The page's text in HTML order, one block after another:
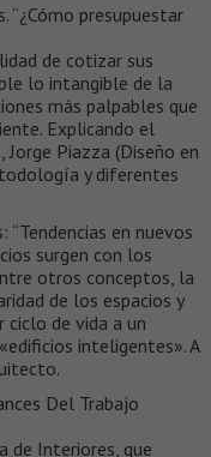
“¿Cómo presupuestar
de cotizar sus
lo intangible de la
más palpables que
Explicando el
Piazza (Diseño en
y diferentes
en nuevos
surgen con los
otros conceptos, la
de los espacios y
ciclo de vida a un
inteligentes». A
Del Trabajo
de Interiores, que